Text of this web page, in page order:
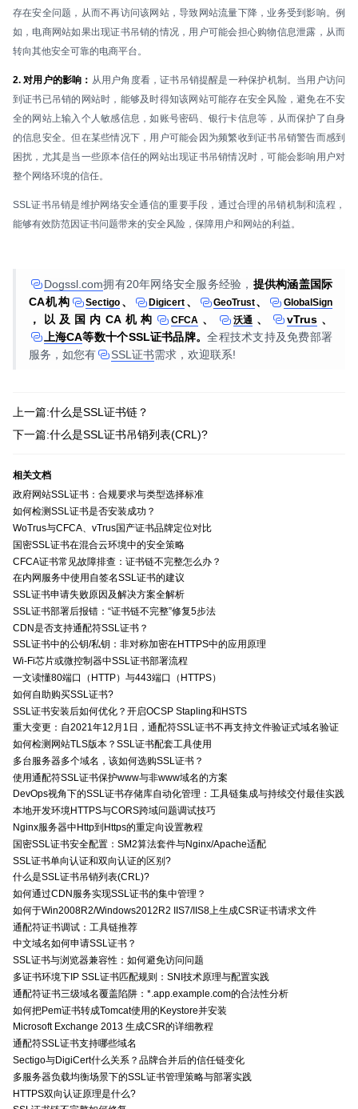
存在安全问题，从而不再访问该网站，导致网站流量下降，业务受到影响。例
如，电商网站如果出现证书吊销的情况，用户可能会担心购物信息泄露，从而
转向其他安全可靠的电商平台。
2. 对用户的影响： 从用户角度看，证书吊销提醒是一种保护机制。当用户访问
到证书已吊销的网站时，能够及时得知该网站可能存在安全风险，避免在不安
全的网站上输入个人敏感信息，如账号密码、银行卡信息等，从而保护了自身
的信息安全。但在某些情况下，用户可能会因为频繁收到证书吊销警告而感到
困扰，尤其是当一些原本信任的网站出现证书吊销情况时，可能会影响用户对
整个网络环境的信任。
SSL证书吊销是维护网络安全通信的重要手段，通过合理的吊销机制和流程，
能够有效防范因证书问题带来的安全风险，保障用户和网站的利益。
Dogssl.com拥有20年网络安全服务经验， 提供构涵盖国际
CA机构
Sectigo 、 Digicert 、 GeoTrust、 GlobalSign
，以及国内CA机构 CFCA 、 沃通 、 vTrus、
上海CA等数十个SSL证书品牌。全程技术支持及免费部署
服务，如您有
SSL证书需求，欢迎联系!
上一篇:什么是SSL证书链？
下一篇:什么是SSL证书吊销列表(CRL)?
相关文档
政府网站SSL证书：合规要求与类型选择标准
如何检测SSL证书是否安装成功？
WoTrus与CFCA、vTrus国产证书品牌定位对比
国密SSL证书在混合云环境中的安全策略
CFCA证书常见故障排查：证书链不完整怎么办？
在内网服务中使用自签名SSL证书的建议
SSL证书申请失败原因及解决方案全解析
SSL证书部署后报错：“证书链不完整”修复5步法
CDN是否支持通配符SSL证书？
SSL证书中的公钥/私钥：非对称加密在HTTPS中的应用原理
Wi-Fi芯片或微控制器中SSL证书部署流程
一文读懂80端口（HTTP）与443端口（HTTPS）
如何自助购买SSL证书?
SSL证书安装后如何优化？开启OCSP Stapling和HSTS
重大变更：自2021年12月1日，通配符SSL证书不再支持文件验证式域名验证
如何检测网站TLS版本？SSL证书配套工具使用
多台服务器多个域名，该如何选购SSL证书？
使用通配符SSL证书保护www与非www域名的方案
DevOps视角下的SSL证书存储库自动化管理：工具链集成与持续交付最佳实践
本地开发环境HTTPS与CORS跨域问题调试技巧
Nginx服务器中Http到Https的重定向设置教程
国密SSL证书安全配置：SM2算法套件与Nginx/Apache适配
SSL证书单向认证和双向认证的区别?
什么是SSL证书吊销列表(CRL)?
如何通过CDN服务实现SSL证书的集中管理？
如何于Win2008R2/Windows2012R2 IIS7/IIS8上生成CSR证书请求文件
通配符证书调试：工具链推荐
中文域名如何申请SSL证书？
SSL证书与浏览器兼容性：如何避免访问问题
多证书环境下IP SSL证书匹配规则：SNI技术原理与配置实践
通配符证书三级域名覆盖陷阱：*.app.example.com的合法性分析
如何把Pem证书转成Tomcat使用的Keystore并安装
Microsoft Exchange 2013 生成CSR的详细教程
通配符SSL证书支持哪些域名
Sectigo与DigiCert什么关系？品牌合并后的信任链变化
多服务器负载均衡场景下的SSL证书管理策略与部署实践
HTTPS双向认证原理是什么?